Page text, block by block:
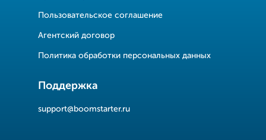
Пользовательское соглашение
Агентский договор
Политика обработки персональных данных
Поддержка
support@boomstarter.ru